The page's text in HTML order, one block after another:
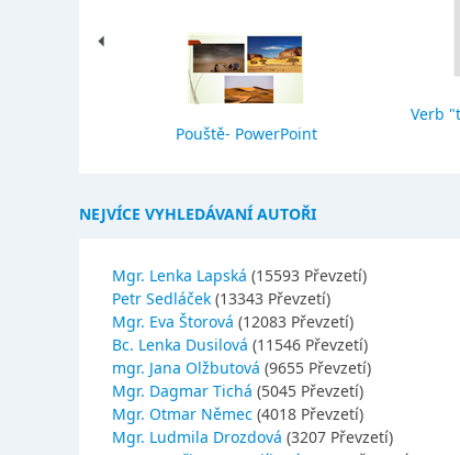
Pouště- PowerPoint
Verb
NEJVÍCE VYHLEDÁVANÍ AUTOŘI
Mgr. Lenka Lapská (15593 Převzetí)
Petr Sedláček (13343 Převzetí)
Mgr. Eva Štorová (12083 Převzetí)
Bc. Lenka Dusilová (11546 Převzetí)
mgr. Jana Olžbutová (9655 Převzetí)
Mgr. Dagmar Tichá (5045 Převzetí)
Mgr. Otmar Němec (4018 Převzetí)
Mgr. Ludmila Drozdová (3207 Převzetí)